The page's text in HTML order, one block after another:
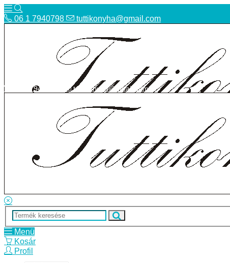
06 1 7940798 tuttikonyha@gmail.com
Bolt
ÁSZF
06 1 7940798 tuttikonyha@gmail.com
Menü
Kosár
Profil